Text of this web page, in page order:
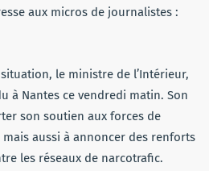
aux micros de journalistes :
le ministre de l’Intérieur,
à Nantes ce vendredi matin. Son
son soutien aux forces de
aussi à annoncer des renforts
les réseaux de narcotrafic.